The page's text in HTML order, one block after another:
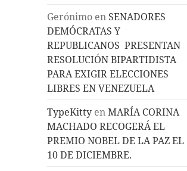
Gerónimo en SENADORES
DEMÓCRATAS Y
REPUBLICANOS PRESENTAN
RESOLUCIÓN BIPARTIDISTA
PARA EXIGIR ELECCIONES
LIBRES EN VENEZUELA
TypeKitty enMARÍA CORINA
MACHADO RECOGERÁ EL
PREMIO NOBEL DE LA PAZ EL
10 DE DICIEMBRE.